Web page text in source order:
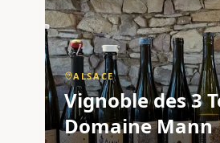
ALSACE
Vignoble des 3
Domaine Mann